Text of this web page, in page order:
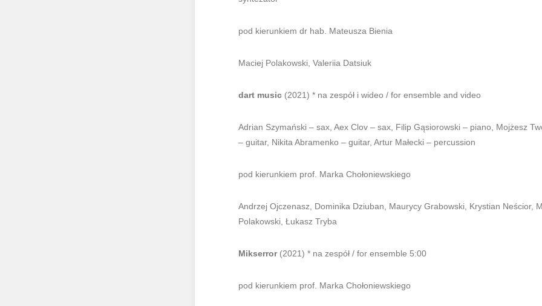
pod kierunkiem dr hab. Mateusza Bienia
Maciej Polakowski, Valeriia Datsiuk
dart music (2021) * na zespół i wideo / for ensemble and video
Adrian Szymański – sax, Aex Clov – sax, Filip Gąsiorowski – piano, Mojżesz
– guitar, Nikita Abramenko – guitar, Artur Małecki – percussion
pod kierunkiem prof. Marka Chołoniewskiego
Andrzej Ojczenasz, Dominika Dziuban, Maurycy Grabowski, Krystian Neścior,
Polakowski, Łukasz Tryba
Mikserror (2021) * na zespół / for ensemble 5:00
pod kierunkiem prof. Marka Chołoniewskiego